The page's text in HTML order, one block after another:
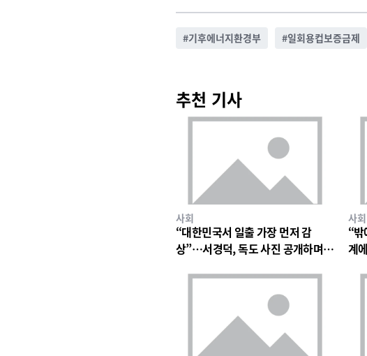
#기후에너지환경부 #일회용컵보증금제
추천 기사
사회
“대한민국서 일출 가장 먼저 감
상”…서경덕, 독도 사진 공개하며
사회
“
계